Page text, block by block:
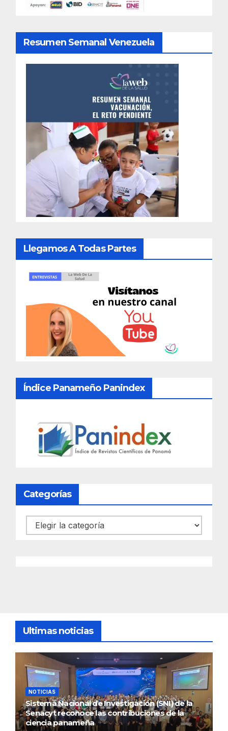
Resumen Semanal Venezuela
Llegamos A Todas Partes
Índice Panameño Panindex
Categorías
Categorías
Ultimas noticias
NOTICIAS
Sistema Nacional de Investigación (SNI) de la
Senacyt reconoce las contribuciones de la
ciencia panameña